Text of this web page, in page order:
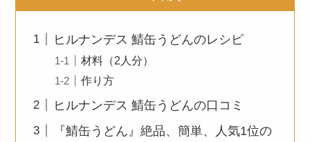
ヒルナンデス 鯖缶うどんのレシピ
材料（2人分）
作り方
ヒルナンデス 鯖缶うどんの口コミ
『鯖缶うどん』絶品、簡単、人気1位の